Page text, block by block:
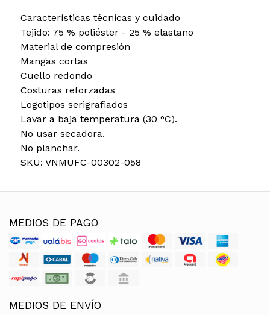
Características técnicas y cuidado
Tejido: 75 % poliéster - 25 % elastano
Material de compresión
Mangas cortas
Cuello redondo
Costuras reforzadas
Logotipos serigrafiados
Lavar a baja temperatura (30 °C).
No usar secadora.
No planchar.
SKU: VNMUFC-00302-058
MEDIOS DE PAGO
MEDIOS DE ENVÍO